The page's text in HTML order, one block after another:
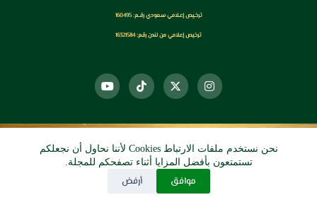
نحن نستخدم ملفات الارتباط Cookies لأننا نحاول أن نجعلكم
تستمتعون بأفضل المزايا أثناء تصفحكم للمجلة.
موافق أرفض
ترخـيص إعـلامي سـعودي رقــم: 160495
ترخيص إعلامي من لندن رقم: 16321584
© 2026 دي آرو الرقمي
جميع الحقوق محفوظة.